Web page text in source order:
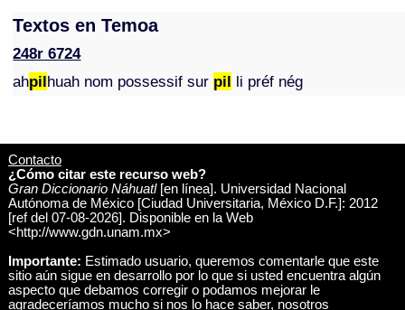
Textos en Temoa
248r 6724
ahpilhuah nom possessif sur pil li préf nég
Contacto
¿Cómo citar este recurso web?
Gran Diccionario Náhuatl[en línea]. Universidad Nacional
Autónoma de México [Ciudad Universitaria, México D.F.]: 2012
[ref del 07-08-2026]. Disponible en la Web
<http://www.gdn.unam.mx>
Importante: Estimado usuario, queremos comentarle que este
sitio aún sigue en desarrollo por lo que si usted encuentra algún
aspecto que debamos corregir o podamos mejorar le
agradeceríamos mucho si nos lo hace saber, nosotros